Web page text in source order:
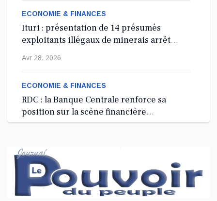
ECONOMIE & FINANCES
Ituri : présentation de 14 présumés
exploitants illégaux de minerais arrêtés
Avr 28, 2026
ECONOMIE & FINANCES
RDC : la Banque Centrale renforce sa
position sur la scène financière
internationale à Washington, D.C.
ECONOMIE & FINANCES
RDC : lancement d’une Garde minière
nationale à 100 millions USD pour
sécuriser le secteur extractif